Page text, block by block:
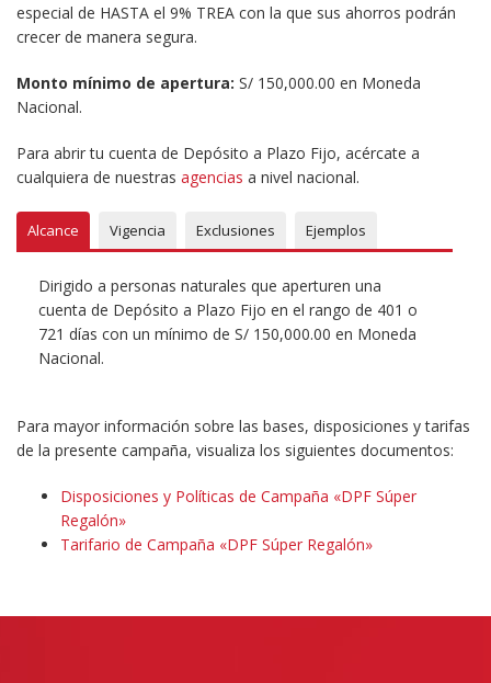
especial de HASTA el 9% TREA con la que sus ahorros podrán
crecer de manera segura.
Monto mínimo de apertura: S/ 150,000.00 en Moneda
Nacional.
Para abrir tu cuenta de Depósito a Plazo Fijo, acércate a
cualquiera de nuestras agencias a nivel nacional.
Alcance Vigencia Exclusiones Ejemplos
Dirigido a personas naturales que aperturen una
cuenta de Depósito a Plazo Fijo en el rango de 401 o
721 días con un mínimo de S/ 150,000.00 en Moneda
Nacional.
Para mayor información sobre las bases, disposiciones y tarifas
de la presente campaña, visualiza los siguientes documentos:
Disposiciones y Políticas de Campaña «DPF Súper
Regalón»
Tarifario de Campaña «DPF Súper Regalón»